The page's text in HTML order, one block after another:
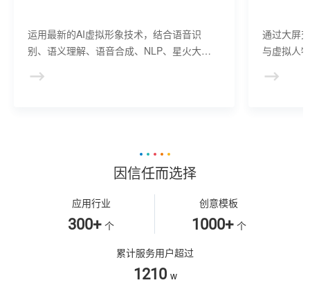
运用最新的AI虚拟形象技术，结合语音识
别、语义理解、语音合成、NLP、星火大模
建、AI驱动、多模态交互的多场景虚拟人产
通过大屏
与虚拟人
景，可广
因信任而选择
应用行业
300+ 个
创意模板
1000+ 个
累计服务用户超过
1210 w